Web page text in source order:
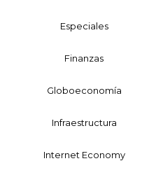
Especiales
Finanzas
Globoeconomía
Infraestructura
Internet Economy